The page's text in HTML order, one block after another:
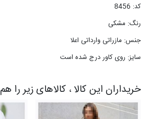
کد: 8456
رنگ: مشکی
جنس: مازراتی وارداتی اعلا
سایز: روی کاور درج شده است
خریداران این کالا ، کالاهای زیر را